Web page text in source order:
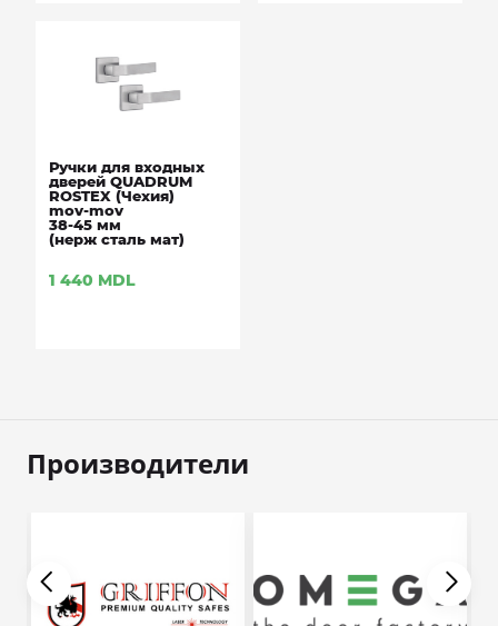
Ручки для входных
дверей QUADRUM
ROSTEX (Чехия)
mov-mov
38-45 мм
(нерж сталь мат)
1 440 MDL
Производители